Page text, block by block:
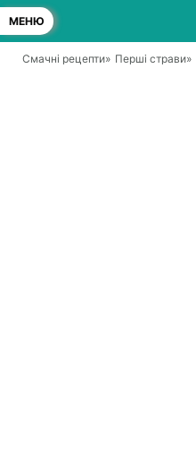
МЕНЮ
Смачні рецепти» Перші страви»